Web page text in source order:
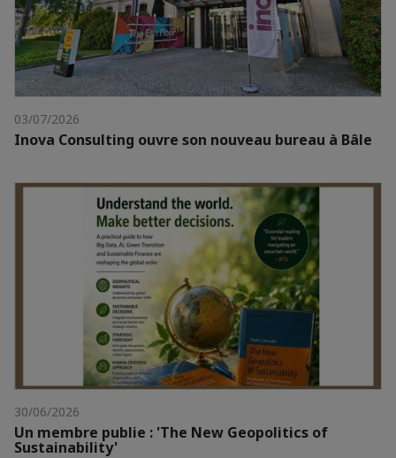
03/07/2026
Inova Consulting ouvre son nouveau bureau à Bâle
30/06/2026
Un membre publie : 'The New Geopolitics of
Sustainability'